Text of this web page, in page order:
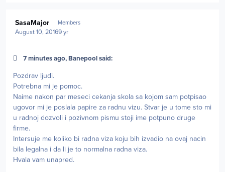
SasaMajor Members
August 10, 20169 yr
7 minutes ago, Banepool said:
Pozdrav ljudi.
Potrebna mi je pomoc.
Naime nakon par meseci cekanja skola sa kojom sam potpisao
ugovor mi je poslala papire za radnu vizu. Stvar je u tome sto mi
u radnoj dozvoli i pozivnom pismu stoji ime potpuno druge
firme.
Intersuje me koliko bi radna viza koju bih izvadio na ovaj nacin
bila legalna i da li je to normalna radna viza.
Hvala vam unapred.